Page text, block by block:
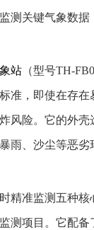
测关键气象数据
站 （型号TH-
准，即使在存在
风险。它的外壳
雨、沙尘等恶劣
精准监测五种
测项目。它配